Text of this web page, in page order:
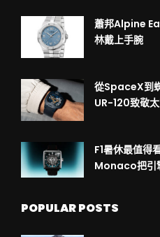
蕭邦Alpine
林戴上手腕
從SpaceX到
UR-120致敬
F1暑休最值得
Monaco把引
POPULAR POSTS